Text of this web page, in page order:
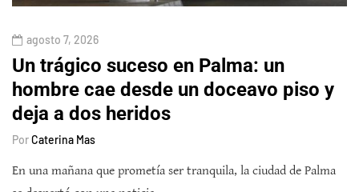
agosto 7, 2026
Un trágico suceso en Palma: un
hombre cae desde un doceavo piso y
deja a dos heridos
PorCaterina Mas
En una mañana que prometía ser tranquila, la ciudad de Palma